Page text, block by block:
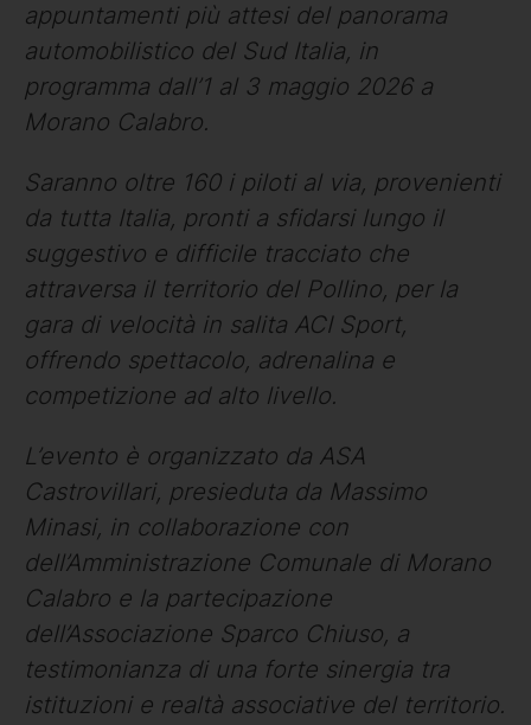
appuntamenti più attesi del panorama
automobilistico del Sud Italia, in
programma dall’1 al 3 maggio 2026 a
Morano Calabro.
Saranno oltre 160 i piloti al via, provenienti
da tutta Italia, pronti a sfidarsi lungo il
suggestivo e difficile tracciato che
attraversa il territorio del Pollino, per la
gara di velocità in salita ACI Sport,
offrendo spettacolo, adrenalina e
competizione ad alto livello.
L’evento è organizzato da ASA
Castrovillari, presieduta da Massimo
Minasi, in collaborazione con
dell’Amministrazione Comunale di Morano
Calabro e la partecipazione
dell’Associazione Sparco Chiuso, a
testimonianza di una forte sinergia tra
istituzioni e realtà associative del territorio.